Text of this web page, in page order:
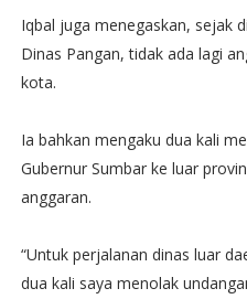
Iqbal juga menegaskan, sejak
Dinas Pangan, tidak ada lagi
kota.
Ia bahkan mengaku dua kali
Gubernur Sumbar ke luar
anggaran.
“Untuk perjalanan dinas luar
dua kali saya menolak